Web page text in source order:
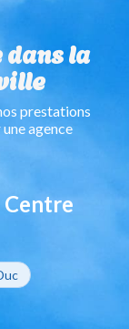
la
prestations
agence
Centre